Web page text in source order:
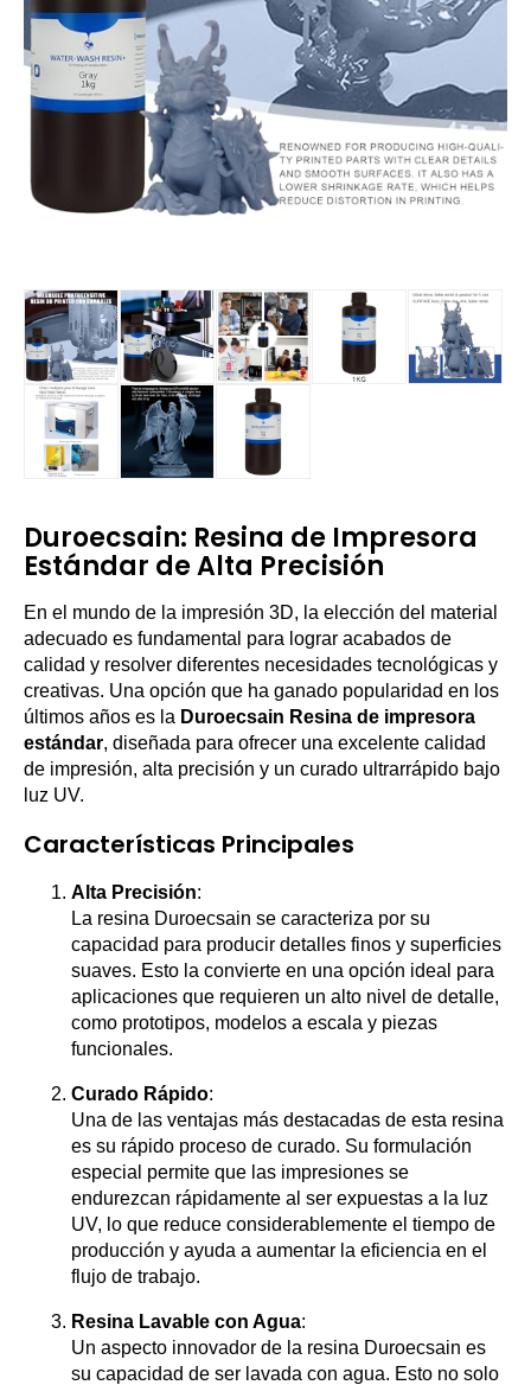
Duroecsain: Resina de Impresora
Estándar de Alta Precisión
En el mundo de la impresión 3D, la elección del material
adecuado es fundamental para lograr acabados de
calidad y resolver diferentes necesidades tecnológicas y
creativas. Una opción que ha ganado popularidad en los
últimos años es la Duroecsain Resina de impresora
estándar, diseñada para ofrecer una excelente calidad
de impresión, alta precisión y un curado ultrarrápido bajo
luz UV.
Características Principales
Alta Precisión:
La resina Duroecsain se caracteriza por su
capacidad para producir detalles finos y superficies
suaves. Esto la convierte en una opción ideal para
aplicaciones que requieren un alto nivel de detalle,
como prototipos, modelos a escala y piezas
funcionales.
Curado Rápido:
Una de las ventajas más destacadas de esta resina
es su rápido proceso de curado. Su formulación
especial permite que las impresiones se
endurezcan rápidamente al ser expuestas a la luz
UV, lo que reduce considerablemente el tiempo de
producción y ayuda a aumentar la eficiencia en el
flujo de trabajo.
Resina Lavable con Agua:
Un aspecto innovador de la resina Duroecsain es
su capacidad de ser lavada con agua. Esto no solo